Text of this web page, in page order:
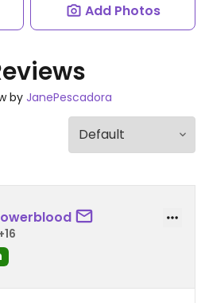
Add Photos
by JanePescadora